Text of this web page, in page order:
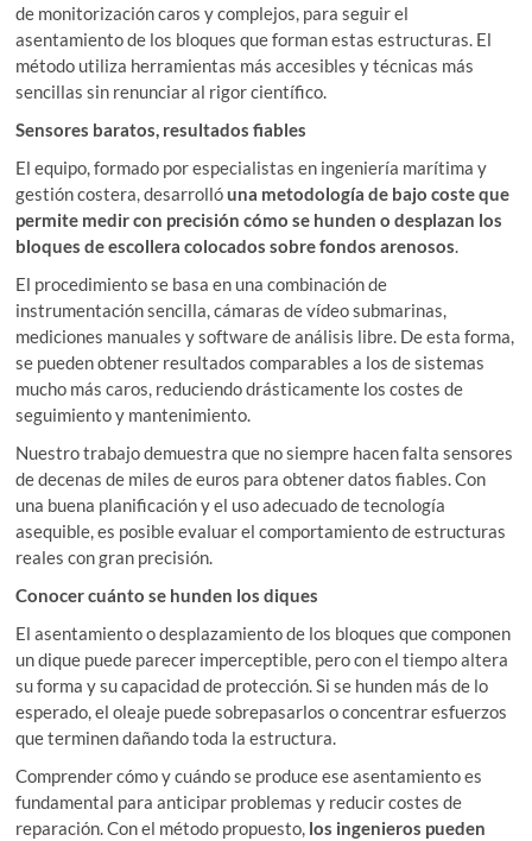
de monitorización caros y complejos, para seguir el
asentamiento de los bloques que forman estas estructuras. El
método utiliza herramientas más accesibles y técnicas más
sencillas sin renunciar al rigor científico.
Sensores baratos, resultados fiables
El equipo, formado por especialistas en ingeniería marítima y
gestión costera, desarrollóuna metodología de bajo coste que
permite medir con precisión cómo se hunden o desplazan los
bloques de escollera colocados sobre fondos arenosos.
El procedimiento se basa en una combinación de
instrumentación sencilla, cámaras de vídeo submarinas,
mediciones manuales y software de análisis libre. De esta forma,
se pueden obtener resultados comparables a los de sistemas
mucho más caros, reduciendo drásticamente los costes de
seguimiento y mantenimiento.
Nuestro trabajo demuestra que no siempre hacen falta sensores
de decenas de miles de euros para obtener datos fiables. Con
una buena planificación y el uso adecuado de tecnología
asequible, es posible evaluar el comportamiento de estructuras
reales con gran precisión.
Conocer cuánto se hunden los diques
El asentamiento o desplazamiento de los bloques que componen
un dique puede parecer imperceptible, pero con el tiempo altera
su forma y su capacidad de protección. Si se hunden más de lo
esperado, el oleaje puede sobrepasarlos o concentrar esfuerzos
que terminen dañando toda la estructura.
Comprender cómo y cuándo se produce ese asentamiento es
fundamental para anticipar problemas y reducir costes de
reparación. Con el método propuesto, los ingenieros pueden